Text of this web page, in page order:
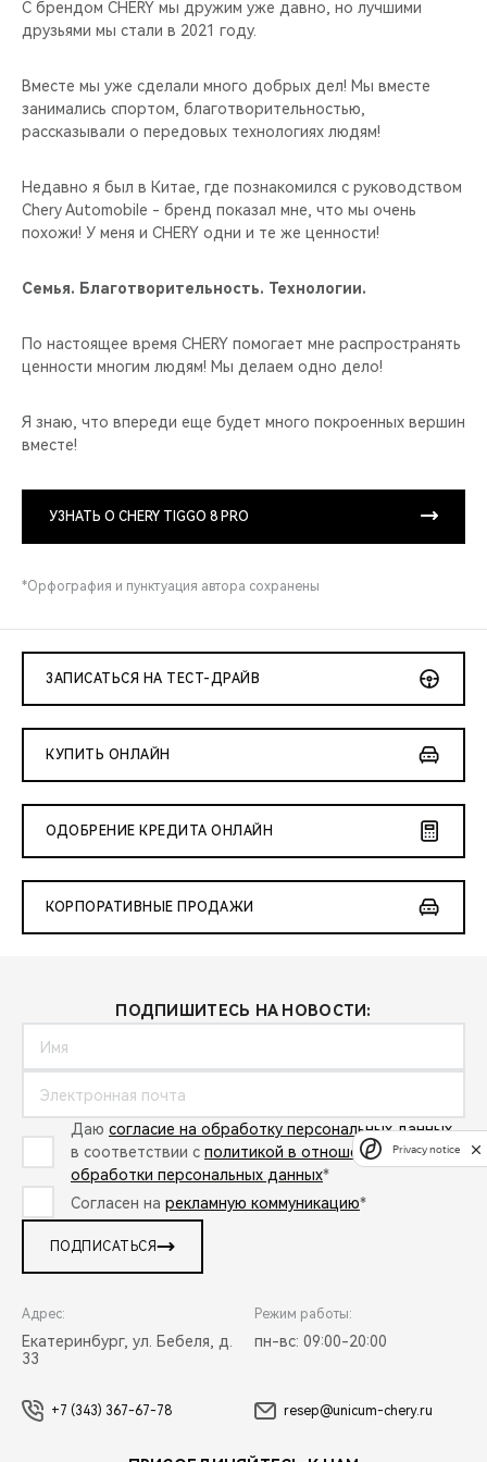
НАШИ МЕРОПРИЯТИЯ
CHERY ДЛЯ ДЕТЕЙ
С брендом CHERY мы дружим уже давно, но лучшими
друзьями мы стали в 2021 году.
Вместе мы уже сделали много добрых дел! Мы вместе
занимались спортом, благотворительностью,
рассказывали о передовых технологиях людям!
Недавно я был в Китае, где познакомился с руководством
Chery Automobile - бренд показал мне, что мы очень
похожи! У меня и CHERY одни и те же ценности!
Семья. Благотворительность. Технологии.
По настоящее время CHERY помогает мне распространять
ценности многим людям! Мы делаем одно дело!
Я знаю, что впереди еще будет много покроенных вершин
вместе!
УЗНАТЬ О CHERY TIGGO 8 PRO
*Орфография и пунктуация автора сохранены
ЗАПИСАТЬСЯ НА ТЕСТ-ДРАЙВ
КУПИТЬ ОНЛАЙН
ОДОБРЕНИЕ КРЕДИТА ОНЛАЙН
КОРПОРАТИВНЫЕ ПРОДАЖИ
ПОДПИШИТЕСЬ НА НОВОСТИ:
Даю согласие на обработку персональных данных
в соответствии с политикой в отношении
обработки персональных данных*
Согласен на рекламную коммуникацию*
ПОДПИСАТЬСЯ
Адрес:
Екатеринбург, ул. Бебеля, д.
33
Режим работы:
пн-вс: 09:00-20:00
+7 (343) 367-67-78 resep@unicum-chery.ru
Privacy notice